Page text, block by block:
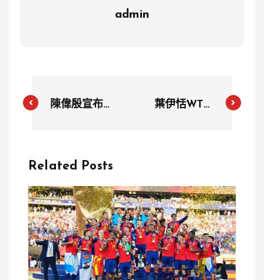
admin
陳偉殷宣布退
時候了」
葉伊恬WTT
先暫停！
Related Posts